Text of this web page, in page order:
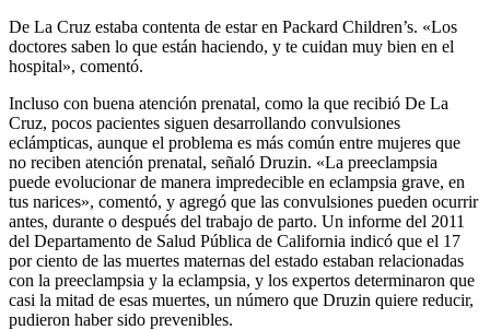
De La Cruz estaba contenta de estar en Packard Children’s. «Los
doctores saben lo que están haciendo, y te cuidan muy bien en el
hospital», comentó.
Incluso con buena atención prenatal, como la que recibió De La
Cruz, pocos pacientes siguen desarrollando convulsiones
eclámpticas, aunque el problema es más común entre mujeres que
no reciben atención prenatal, señaló Druzin. «La preeclampsia
puede evolucionar de manera impredecible en eclampsia grave, en
tus narices», comentó, y agregó que las convulsiones pueden ocurrir
antes, durante o después del trabajo de parto. Un informe del 2011
del Departamento de Salud Pública de California indicó que el 17
por ciento de las muertes maternas del estado estaban relacionadas
con la preeclampsia y la eclampsia, y los expertos determinaron que
casi la mitad de esas muertes, un número que Druzin quiere reducir,
pudieron haber sido prevenibles.